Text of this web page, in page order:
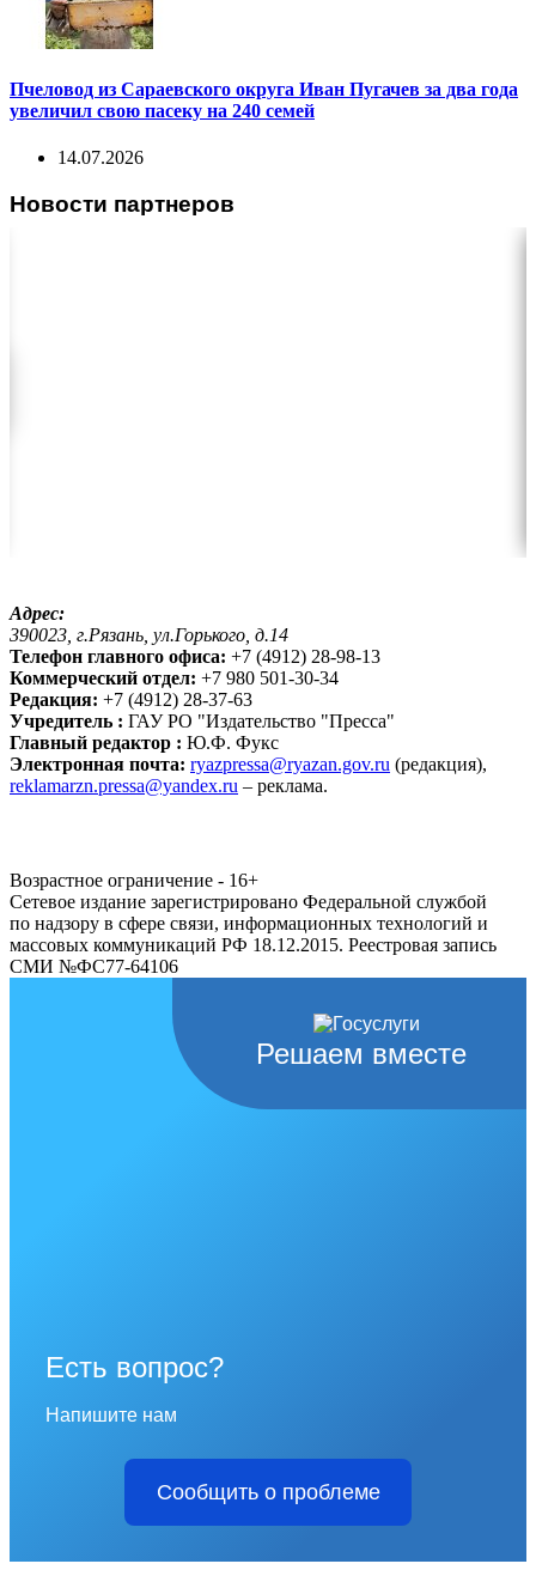
Пчеловод из Сараевского округа Иван Пугачев за два года
увеличил свою пасеку на 240 семей
14.07.2026
Новости партнеров
Адрес:
390023, г.Рязань, ул.Горького, д.14
Телефон главного офиса: +7 (4912) 28-98-13
Коммерческий отдел: +7 980 501-30-34
Редакция: +7 (4912) 28-37-63
Учредитель : ГАУ РО "Издательство "Пресса"
Главный редактор : Ю.Ф. Фукс
Электронная почта: ryazpressa@ryazan.gov.ru (редакция),
reklamarzn.pressa@yandex.ru – реклама.
Возрастное ограничение - 16+
Сетевое издание зарегистрировано Федеральной службой
по надзору в сфере связи, информационных технологий и
массовых коммуникаций РФ 18.12.2015. Реестровая запись
СМИ №ФС77-64106
Решаем вместе
Есть вопрос?
Напишите нам
Сообщить о проблеме